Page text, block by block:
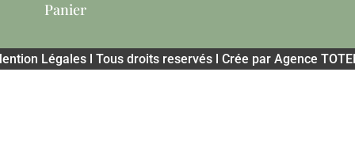
Panier
Légales l Tous droits reservés l Crée par Agence